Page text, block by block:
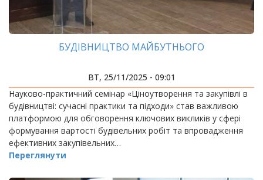
БУДІВНИЦТВО МАЙБУТНЬОГО
ВТ, 25/11/2025 - 09:01
Науково-практичний семінар «Ціноутворення та закупівлі в
будівництві: сучасні практики та підходи» став важливою
платформою для обговорення ключових викликів у сфері
формування вартості будівельних робіт та впровадження
ефективних закупівельних…
Переглянути